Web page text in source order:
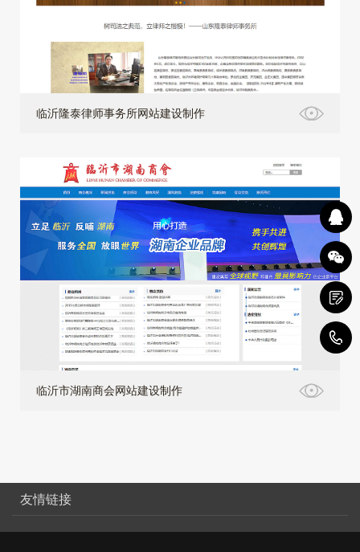
临沂隆泰律师事务所网站建设制作
临沂市湖南商会网站建设制作
友情链接